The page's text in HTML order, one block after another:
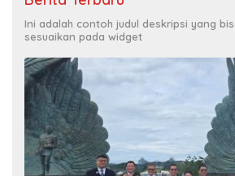
Ini adalah contoh judul deskripsi yang
sesuaikan pada widget